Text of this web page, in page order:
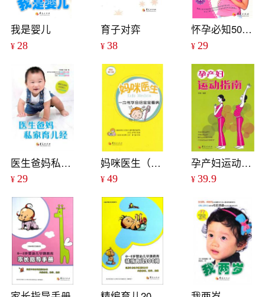
我是婴儿
¥ 28
育子对弈
¥38
怀孕必知500误区
¥ 29
医生爸妈私家育儿经
¥ 29
妈咪医生（修补增订版）
¥49
孕产妇运动指南
¥ 39.9